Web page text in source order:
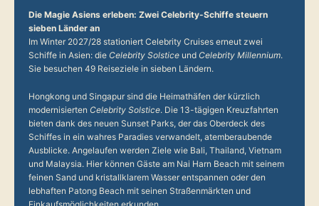
Die Magie Asiens erleben: Zwei Celebrity-Schiffe steuern
sieben Länder an
Im Winter 2027/28 stationiert Celebrity Cruises erneut zwei
Schiffe in Asien: die Celebrity Solstice und Celebrity Millennium.
Sie besuchen 49 Reiseziele in sieben Ländern.
Hongkong und Singapur sind die Heimathäfen der kürzlich
modernisierten Celebrity Solstice. Die 13-tägigen Kreuzfahrten
bieten dank des neuen Sunset Parks, der das Oberdeck des
Schiffes in ein wahres Paradies verwandelt, atemberaubende
Ausblicke. Angelaufen werden Ziele wie Bali, Thailand, Vietnam
und Malaysia. Hier können Gäste am Nai Harn Beach mit seinem
feinen Sand und kristallklarem Wasser entspannen oder den
lebhaften Patong Beach mit seinen Straßenmärkten und